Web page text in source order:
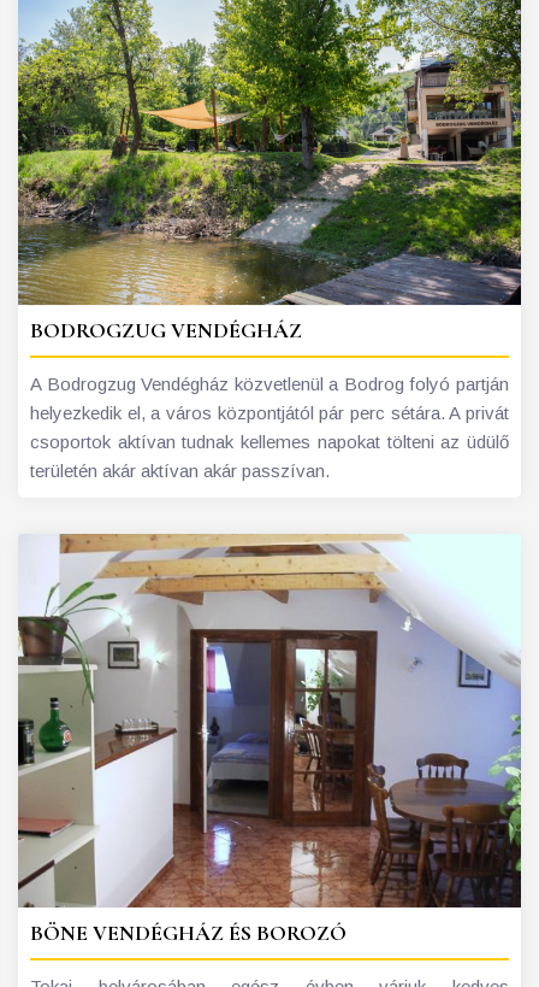
BODROGZUG VENDÉGHÁZ
A Bodrogzug Vendégház közvetlenül a Bodrog folyó partján
helyezkedik el, a város központjától pár perc sétára. A privát
csoportok aktívan tudnak kellemes napokat tölteni az üdülő
területén akár aktívan akár passzívan.
BÖNE VENDÉGHÁZ ÉS BOROZÓ